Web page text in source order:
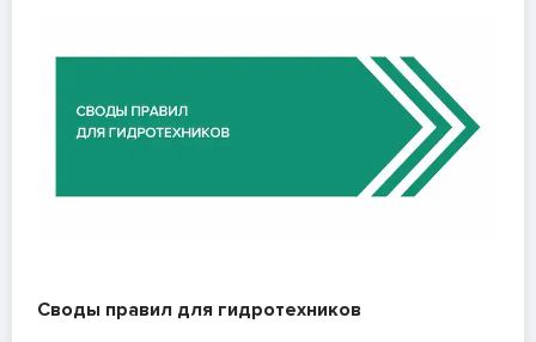
Своды правил для гидротехников